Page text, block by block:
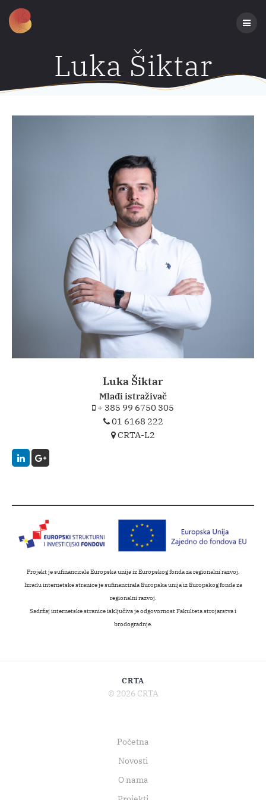
Luka Šiktar
Luka Šiktar
Mlađi istraživač
+ 385 99 6750 305
01 6168 222
CRTA-L2
Projekt je sufinancirala Europska unija iz Europskog fonda za regionalni razvoj.
Izradu internetske stranice je sufinancirala Europska unija iz Europskog fonda za
regionalni razvoj.
Sadržaj internetske stranice isključiva je odgovornost Fakulteta strojarstva i
brodogradnje.
CRTA
© 2026 CRTA
Početna
Novosti
O nama